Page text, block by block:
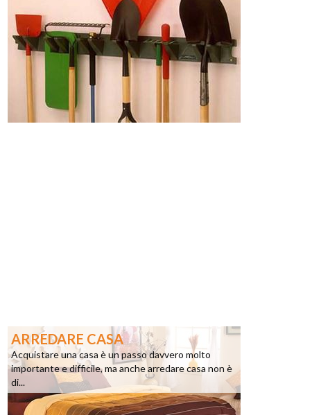
ARREDARE CASA
Acquistare una casa è un passo davvero molto
importante e difficile, ma anche arredare casa non è
di...